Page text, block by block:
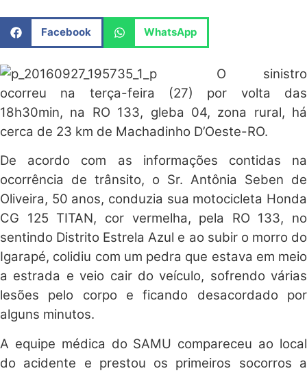
Facebook WhatsApp
O sinistro
ocorreu na terça-feira (27) por volta das
18h30min, na RO 133, gleba 04, zona rural, há
cerca de 23 km de Machadinho D’Oeste-RO.
De acordo com as informações contidas na
ocorrência de trânsito, o Sr. Antônia Seben de
Oliveira, 50 anos, conduzia sua motocicleta Honda
CG 125 TITAN, cor vermelha, pela RO 133, no
sentindo Distrito Estrela Azul e ao subir o morro do
Igarapé, colidiu com um pedra que estava em meio
a estrada e veio cair do veículo, sofrendo várias
lesões pelo corpo e ficando desacordado por
alguns minutos.
A equipe médica do SAMU compareceu ao local
do acidente e prestou os primeiros socorros a